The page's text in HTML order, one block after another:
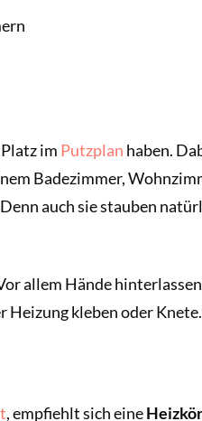
im Putzplan haben.
Badezimmer,
auch sie stauben
allem Hände
Heizung kleben oder Knete.
, empfiehlt sich eine